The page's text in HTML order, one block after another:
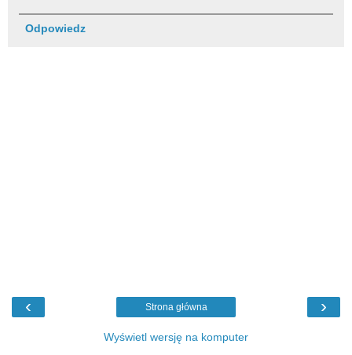
Odpowiedz
‹ ›
Strona główna
Wyświetl wersję na komputer